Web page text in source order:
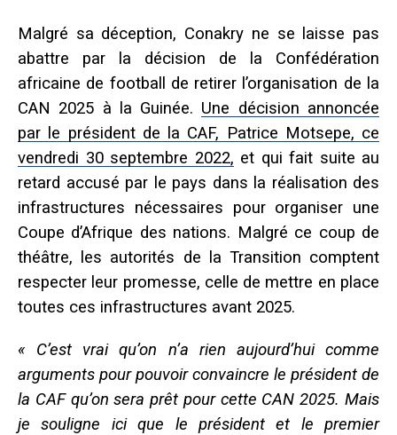
Malgré sa déception, Conakry ne se laisse pas
abattre par la décision de la Confédération
africaine de football de retirer l’organisation de la
CAN 2025 à la Guinée. Une décision annoncée
par le président de la CAF, Patrice Motsepe, ce
vendredi 30 septembre 2022, et qui fait suite au
retard accusé par le pays dans la réalisation des
infrastructures nécessaires pour organiser une
Coupe d’Afrique des nations. Malgré ce coup de
théâtre, les autorités de la Transition comptent
respecter leur promesse, celle de mettre en place
toutes ces infrastructures avant 2025.
« C’est vrai qu’on n’a rien aujourd’hui comme
arguments pour pouvoir convaincre le président de
la CAF qu’on sera prêt pour cette CAN 2025. Mais
je souligne ici que le président et le premier